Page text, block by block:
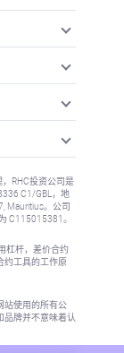
RHC投资公司是
C1/GBL，地
Mauritius。公司
C115015381。
杠杆，差价合约
约工具的工作原
站使用的所有公
品牌并不意味着认